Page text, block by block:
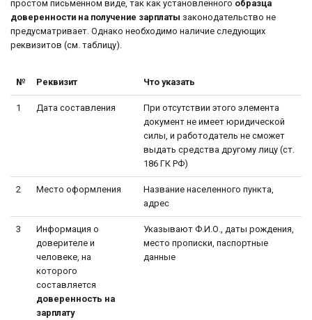
простом письменном виде, так как установленного образца
доверенности на получение зарплаты законодательство не
предусматривает. Однако необходимо наличие следующих
реквизитов (см. таблицу).
№ Реквизит Что указать
1 Дата составления
При отсутствии этого элемента
документ не имеет юридической
силы, и работодатель не сможет
выдать средства другому лицу (ст.
186 ГК РФ)
2 Место оформления
Название населенного пункта,
адрес
3
Информация о
доверителе и
человеке, на
которого
составляется
доверенность на
зарплату
Указывают Ф.И.О., даты рождения,
место прописки, паспортные
данные